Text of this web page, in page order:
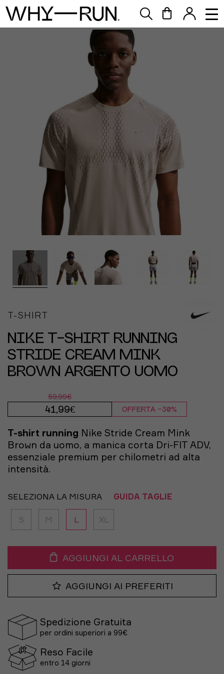
T-SHIRT
NIKE T-SHIRT RUNNING
STRIDE CREAM MINK
BROWN ARGENTO UOMO
59,99€
41,99€ OFFERTA -30%
T-shirt running Nike Stride Cream Mink
Brown da uomo, a manica corta Dri-FIT ADV,
essenziale premium per chilometri ad alta
intensità.
SELEZIONA LA MISURA GUIDA TAGLIE
S M L XL
AGGIUNGI AL CARRELLO
AGGIUNGI AI PREFERITI
Spedizione Gratuita
per ordini superiori a 99€
Reso Facile
entro 14 giorni